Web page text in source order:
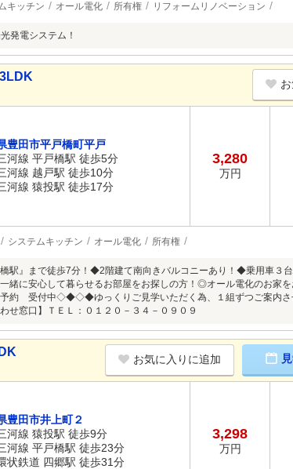
キッチン オール電化 所有権 リフォームリノベーション
発電システム！
豊田市平戸橋町平戸
河線 平戸橋駅 徒歩5分
河線 越戸駅 徒歩10分
河線 猿投駅 徒歩17分
3,280
万円
システムキッチン オール電化 所有権
駅』まで徒歩7分！◆2階建て南向きバルコニーあり！◆乗用車３
緒に安心して暮らせるお部屋をお探しの方！◎オール電化のお家
受付中◇◆◇◆ゆっくりご見学いただく為、１組ずつご案内させ
せ窓口】ＴＥＬ：０１２０－３４－０９０９
お気に入りに追加
豊田市井上町２
河線 猿投駅 徒歩9分
河線 平戸橋駅 徒歩23分
状鉄道 四郷駅 徒歩31分
3,298
万円